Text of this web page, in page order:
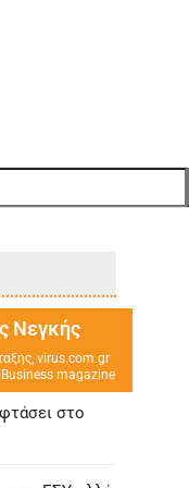
Νεγκής
virus.com.gr
magazine
στο